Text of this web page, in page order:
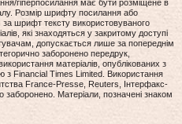
гіперпосилання має бути розміщене в
Розмір шрифту посилання або
шрифт тексту використовуваного
які знаходяться у закритому доступі
допускається лише за попереднім
заборонено передрук,
матеріалів, опублікованих з
з Financial Times Limited. Використання
France-Presse, Reuters, Інтерфакс-
заборонено. Матеріали, позначені знаком